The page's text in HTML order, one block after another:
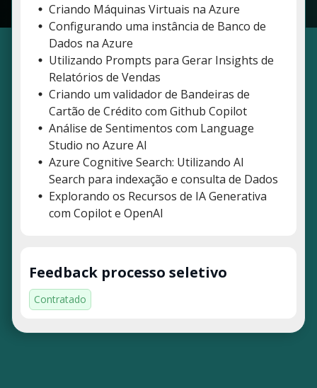
Criando Máquinas Virtuais na Azure
Configurando uma instância de Banco de
Dados na Azure
Utilizando Prompts para Gerar Insights de
Relatórios de Vendas
Criando um validador de Bandeiras de
Cartão de Crédito com Github Copilot
Análise de Sentimentos com Language
Studio no Azure AI
Azure Cognitive Search: Utilizando AI
Search para indexação e consulta de Dados
Explorando os Recursos de IA Generativa
com Copilot e OpenAI
Feedback processo seletivo
Contratado